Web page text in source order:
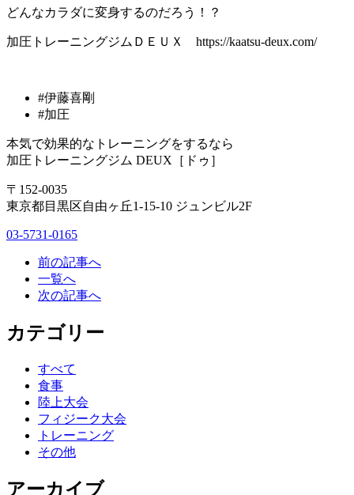
どんなカラダに変身するのだろう！？
加圧トレーニングジムＤＥＵＸ https://kaatsu-deux.com/
#伊藤喜剛
#加圧
本気で効果的なトレーニングをするなら
加圧トレーニングジム DEUX［ドゥ］
〒152-0035
東京都目黒区自由ヶ丘1-15-10 ジュンビル2F
03-5731-0165
前の記事へ
一覧へ
次の記事へ
カテゴリー
すべて
食事
陸上大会
フィジーク大会
トレーニング
その他
アーカイブ